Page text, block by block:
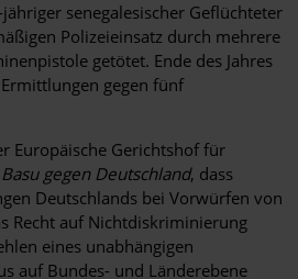
senegalesischer Geflüchteter
Polizeieinsatz durch mehrere
getötet. Ende des Jahres
gegen fünf
Europäische Gerichtshof für
Basu gegen Deutschland, dass
Deutschlands bei Vorwürfen von
Recht auf Nichtdiskriminierung
eines unabhängigen
auf Bundes- und Länderebene